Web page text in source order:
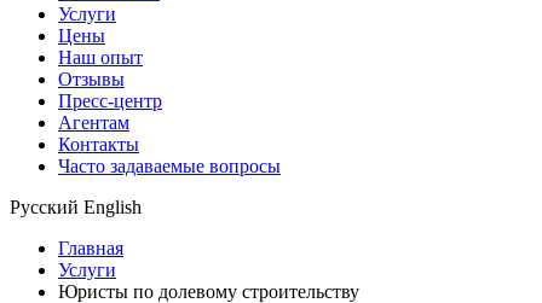
Услуги
Цены
Наш опыт
Отзывы
Пресс-центр
Агентам
Контакты
Часто задаваемые вопросы
Русский English
Главная
Услуги
Юристы по долевому строительству